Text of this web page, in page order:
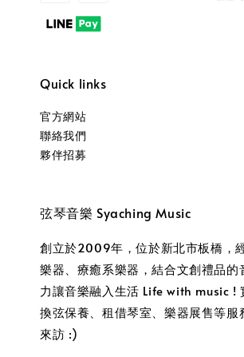
Quick links
官方網站
聯絡我們
夥伴招募
弦琴音樂 Syaching Music
創立於2009年，位於新北市板橋，
樂器、療癒系樂器，結合文創禮品的
力讓音樂融入生活 Life with music !
換弦保養、租借琴室、樂器展售等服
來訪 :)